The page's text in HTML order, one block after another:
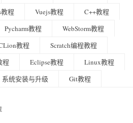
程 Vuejs教程
C++教程
Pycharm教程
WebStorm教程
教程
Scratch编程教程
程 Eclipse教程
Linux教程
系统安装与升级 Git教程